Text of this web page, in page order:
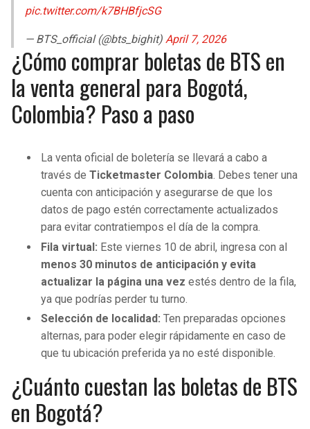
pic.twitter.com/k7BHBfjcSG
— BTS_official (@bts_bighit) April 7, 2026
¿Cómo comprar boletas de BTS en
la venta general para Bogotá,
Colombia? Paso a paso
La venta oficial de boletería se llevará a cabo a
través deTicketmaster Colombia. Debes tener una
cuenta con anticipación y asegurarse de que los
datos de pago estén correctamente actualizados
para evitar contratiempos el día de la compra.
Fila virtual: Este viernes 10 de abril, ingresa con al
menos 30 minutos de anticipación y evita
actualizar la página una vez estés dentro de la fila,
ya que podrías perder tu turno.
Selección de localidad:Ten preparadas opciones
alternas, para poder elegir rápidamente en caso de
que tu ubicación preferida ya no esté disponible.
¿Cuánto cuestan las boletas de BTS
en Bogotá?